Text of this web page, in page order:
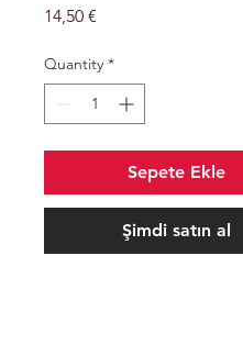
14,50 €
Quantity *
Sepete Ekle
Şimdi satın al